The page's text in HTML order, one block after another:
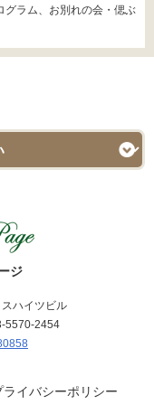
グラム、お別れの会・偲ぶ
ジ
ハイツビル
5570-2454
ライバシーポリシー